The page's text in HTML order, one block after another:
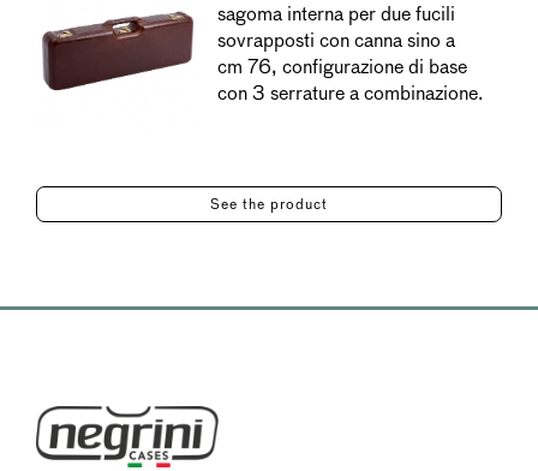
sagoma interna per due fucili
sovrapposti con canna sino a
cm 76, configurazione di base
con 3 serrature a combinazione.
See the product